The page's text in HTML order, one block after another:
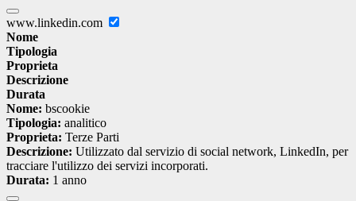
www.linkedin.com
Nome
Tipologia
Proprieta
Descrizione
Durata
Nome: bscookie
Tipologia: analitico
Proprieta: Terze Parti
Descrizione: Utilizzato dal servizio di social network, LinkedIn, per
tracciare l'utilizzo dei servizi incorporati.
Durata: 1 anno